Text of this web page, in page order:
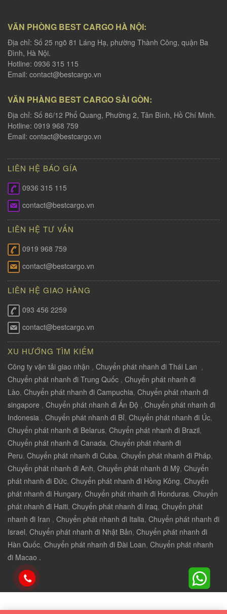
VĂN PHÒNG BEST CARGO HÀ NỘI:
Địa chỉ: Số 25 ngõ 81 Láng Hạ, phường Thành Công, quận Ba
Đình, Hà Nội.
Hotline: 0936 315 115
Email: contact@bestcargo.vn
VĂN PHÀNG BEST CARGO SÀI GÒN:
Địa chỉ: Số 86/12 Phổ Quang, Phường 2, Tân Bình, Hồ Chí Minh.
Hotline: 0919 968 759
Email: contact@bestcargo.vn
LIÊN HỆ BÁO GÍA
0936 315 115
contact@bestcargo.vn
LIÊN HỆ TƯ VẤN
0919 968 759
contact@bestcargo.vn
LIÊN HỆ GIAO HÀNG
093 456 2259
contact@bestcargo.vn
XU HƯỚNG TÌM KIẾM
Công ty vận tải giao nhận , Chuyển phát nhanh đi Thái Lan ,
Chuyển phát nhanh đi Trung Quốc , Chuyển phát nhanh đi
Lào, Chuyển phát nhanh đi Campuchia, Chuyển phát nhanh đi
singapore , Chuyển phát nhanh đi Ấn Độ , Chuyển phát nhanh đi
Indonesia , Chuyển phát nhanh đi Bỉ, Chuyển phát nhanh đi Úc,
Chuyển phát nhanh đi Belarus, Chuyển phát nhanh đi Brazil,
Chuyển phát nhanh đi Canada, Chuyển phát nhanh đi
Peru, Chuyển phát nhanh đi Cuba, Chuyển phát nhanh đi Pháp,
Chuyển phát nhanh đi Anh, Chuyển phát nhanh đi Mỹ, Chuyển
phát nhanh đi Đức, Chuyển phát nhanh đi Hồng Kông, Chuyển
phát nhanh đi Hungary, Chuyển phát nhanh đi Honduras, Chuyển
phát nhanh đi Haiti, Chuyển phát nhanh đi Iraq, Chuyển phát
nhanh đi Iran , Chuyển phát nhanh đi Italia, Chuyển phát nhanh đi
Israel, Chuyển phát nhanh đi Nhật Bản, Chuyển phát nhanh đi
Hàn Quốc, Chuyển phát nhanh đi Đài Loan, Chuyển phát nhanh
đi Macao .